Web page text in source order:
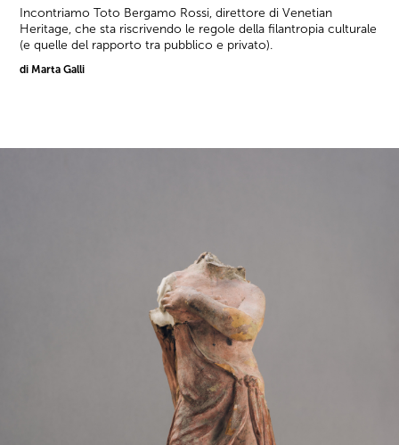
Incontriamo Toto Bergamo Rossi, direttore di Venetian
Heritage, che sta riscrivendo le regole della filantropia culturale
(e quelle del rapporto tra pubblico e privato).
di Marta Galli